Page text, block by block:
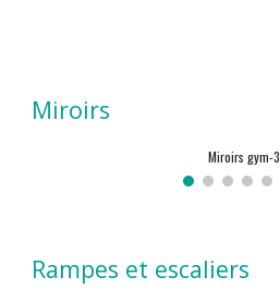
Miroirs
Miroirs gym-3
Rampes et escaliers